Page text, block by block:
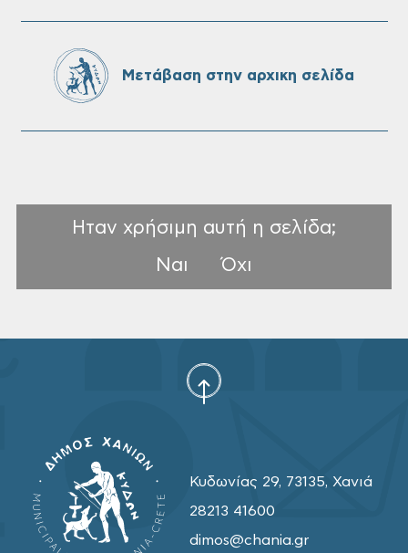
Πίνακες Κατάταξης & Βαθμολογίας,
Δήμου Χανίων
Μετάβαση στην αρχικη σελίδα
Ηταν χρήσιμη αυτή η σελίδα;
Ναι
Όχι
Κυδωνίας 29, 73135, Χανιά
28213 41600
dimos@chania.gr